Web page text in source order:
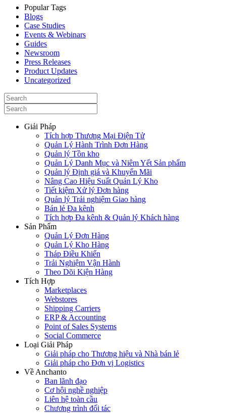
Popular Tags
Blogs
Case Studies
Events & Webinars
Guides
Newsroom
Press Releases
Product Updates
Uncategorized
Giải Pháp
Tích hợp Thương Mại Điện Tử
Quản Lý Hành Trình Đơn Hàng
Quản lý Tồn kho
Quản Lý Danh Mục và Niêm Yết Sản phẩm
Quản lý Định giá và Khuyến Mãi
Nâng Cao Hiệu Suất Quản Lý Kho
Tiết kiệm Xử lý Đơn hàng
Quản lý Trải nghiệm Giao hàng
Bán lẻ Đa kênh
Tích hợp Đa kênh & Quản lý Khách hàng
Sản Phẩm
Quản Lý Đơn Hàng
Quản Lý Kho Hàng
Tháp Điều Khiển
Trải Nghiệm Vận Hành
Theo Dõi Kiện Hàng
Tích Hợp
Marketplaces
Webstores
Shipping Carriers
ERP & Accounting
Point of Sales Systems
Social Commerce
Loại Giải Pháp
Giải pháp cho Thương hiệu và Nhà bán lẻ
Giải pháp cho Đơn vị Logistics
Về Anchanto
Ban lãnh đạo
Cơ hội nghề nghiệp
Liên hệ toàn cầu
Chương trình đối tác